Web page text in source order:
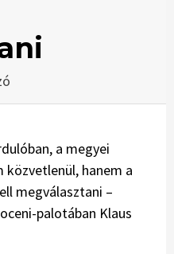
a megyei
hanem a
megválasztani –
palotában Klaus